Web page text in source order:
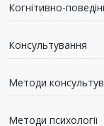
Когнітивно-
Консультування
Методи
Методи психології